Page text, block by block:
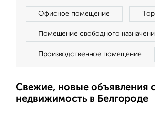
Офисное помещение
Помещение свободного
Производственное помещение
Свежие, новые объявления
недвижимость в Белгороде